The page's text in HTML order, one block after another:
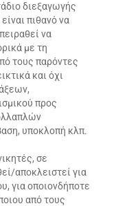
διεξαγωγής
πιθανό να
να
με τη
τους παρόντες
και όχι
προς
υποκλοπή κλπ.
σε
αποκλειστεί για
για οποιονδήποτε
από τους